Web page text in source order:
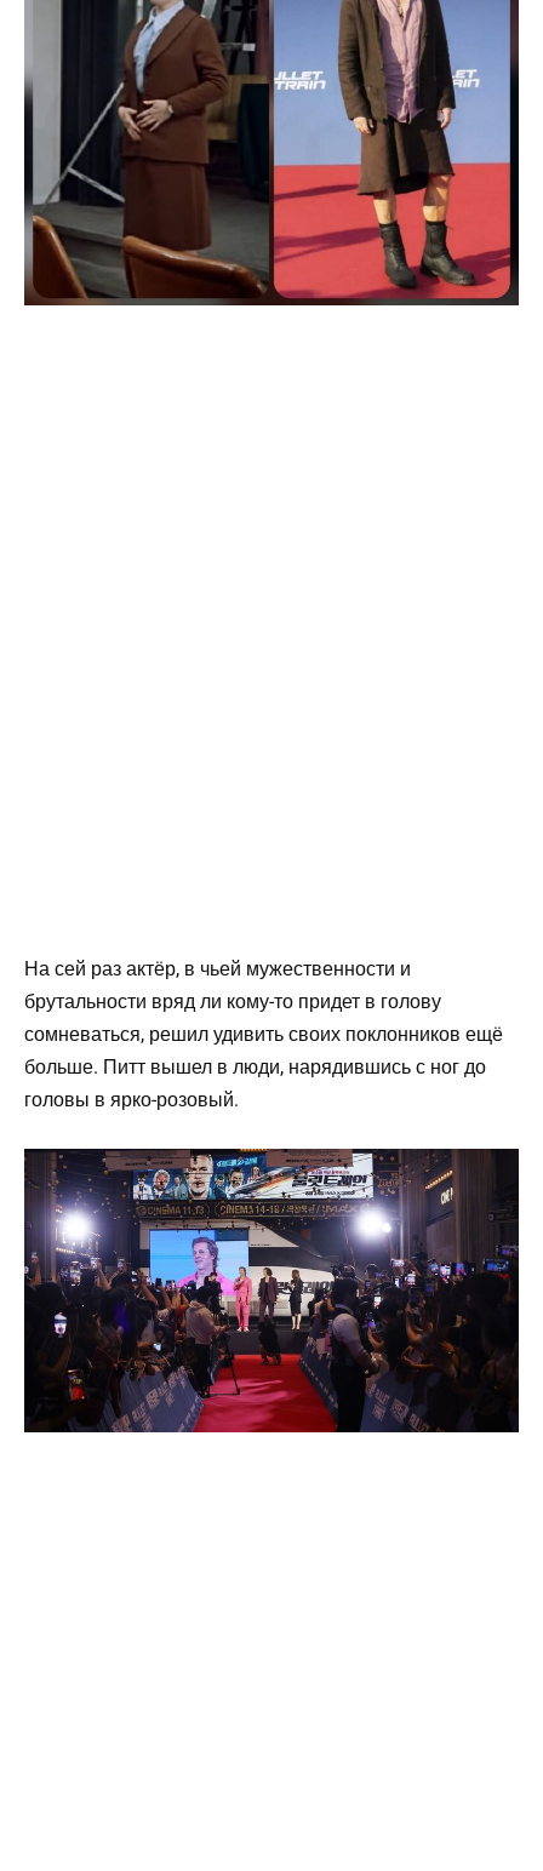
На сей раз актёр, в чьей мужественности и
брутальности вряд ли кому-то придет в голову
сомневаться, решил удивить своих поклонников ещё
больше. Питт вышел в люди, нарядившись с ног до
головы в ярко-розовый.